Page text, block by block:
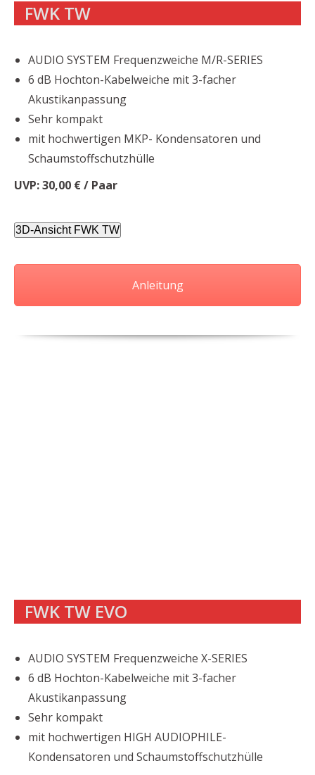
FWK TW
AUDIO SYSTEM Frequenzweiche M/R-SERIES
6 dB Hochton-Kabelweiche mit 3-facher
Akustikanpassung
Sehr kompakt
mit hochwertigen MKP- Kondensatoren und
Schaumstoffschutzhülle
UVP: 30,00 € / Paar
3D-Ansicht FWK TW
Anleitung
FWK TW EVO
AUDIO SYSTEM Frequenzweiche X-SERIES
6 dB Hochton-Kabelweiche mit 3-facher
Akustikanpassung
Sehr kompakt
mit hochwertigen HIGH AUDIOPHILE-
Kondensatoren und Schaumstoffschutzhülle